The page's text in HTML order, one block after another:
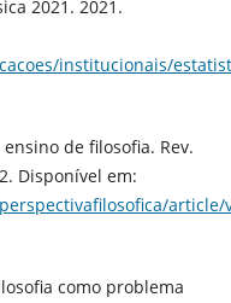
2021. 2021.
institucionais/
ensino de filosofia. Rev.
Disponível em:
article/
como problema